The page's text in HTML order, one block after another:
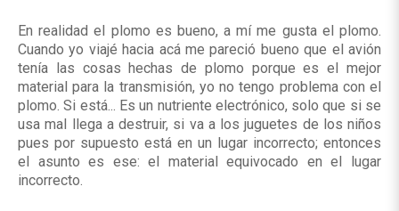
En realidad el plomo es bueno, a mí me gusta el plomo.
Cuando yo viajé hacia acá me pareció bueno que el avión
tenía las cosas hechas de plomo porque es el mejor
material para la transmisión, yo no tengo problema con el
plomo. Si está... Es un nutriente electrónico, solo que si se
usa mal llega a destruir, si va a los juguetes de los niños
pues por supuesto está en un lugar incorrecto; entonces
el asunto es ese: el material equivocado en el lugar
incorrecto.